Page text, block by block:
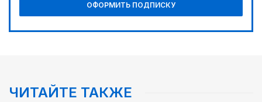
ОФОРМИТЬ ПОДПИСКУ
ЧИТАЙТЕ ТАКЖЕ